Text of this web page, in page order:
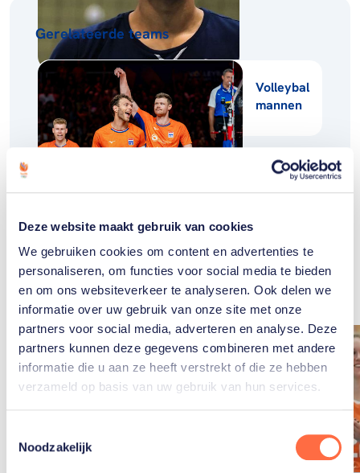
Deze website maakt gebruik van cookies
We gebruiken cookies om content en advertenties te
personaliseren, om functies voor social media te bieden
en om ons websiteverkeer te analyseren. Ook delen we
informatie over uw gebruik van onze site met onze
partners voor social media, adverteren en analyse. Deze
partners kunnen deze gegevens combineren met andere
informatie die u aan ze heeft verstrekt of die ze hebben
verzameld op basis van uw gebruik van hun services.
Noodzakelijk
Gerelateerde teams
Volleybal
mannen
Gerelateerde
artikelen
Toon alle